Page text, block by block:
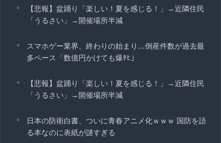
【悲報】盆踊り「楽しい！夏を感じる！」→近隣住民
「うるさい」→開催場所半減
スマホゲー業界、終わりの始まり…倒産件数が過去最
多ペース「数億円かけても爆ﾀﾋ」
【悲報】盆踊り「楽しい！夏を感じる！」→近隣住民
「うるさい」→開催場所半減
日本の防衛白書、ついに青春アニメ化ｗｗｗ 国防を語
る本なのに表紙が謎すぎる